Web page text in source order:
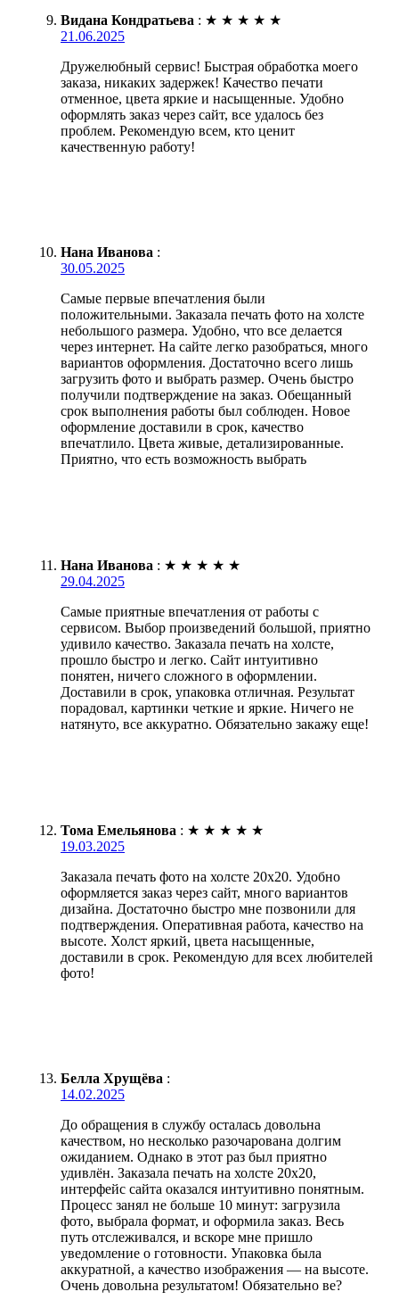
Видана Кондратьева : ★ ★ ★ ★ ★
21.06.2025
Дружелюбный сервис! Быстрая обработка моего
заказа, никаких задержек! Качество печати
отменное, цвета яркие и насыщенные. Удобно
оформлять заказ через сайт, все удалось без
проблем. Рекомендую всем, кто ценит
качественную работу!
Нана Иванова :
30.05.2025
Самые первые впечатления были
положительными. Заказала печать фото на холсте
небольшого размера. Удобно, что все делается
через интернет. На сайте легко разобраться, много
вариантов оформления. Достаточно всего лишь
загрузить фото и выбрать размер. Очень быстро
получили подтверждение на заказ. Обещанный
срок выполнения работы был соблюден. Новое
оформление доставили в срок, качество
впечатлило. Цвета живые, детализированные.
Приятно, что есть возможность выбрать
Нана Иванова : ★ ★ ★ ★ ★
29.04.2025
Самые приятные впечатления от работы с
сервисом. Выбор произведений большой, приятно
удивило качество. Заказала печать на холсте,
прошло быстро и легко. Сайт интуитивно
понятен, ничего сложного в оформлении.
Доставили в срок, упаковка отличная. Результат
порадовал, картинки четкие и яркие. Ничего не
натянуто, все аккуратно. Обязательно закажу еще!
Тома Емельянова : ★ ★ ★ ★ ★
19.03.2025
Заказала печать фото на холсте 20х20. Удобно
оформляется заказ через сайт, много вариантов
дизайна. Достаточно быстро мне позвонили для
подтверждения. Оперативная работа, качество на
высоте. Холст яркий, цвета насыщенные,
доставили в срок. Рекомендую для всех любителей
фото!
Белла Хрущёва :
14.02.2025
До обращения в службу осталась довольна
качеством, но несколько разочарована долгим
ожиданием. Однако в этот раз был приятно
удивлён. Заказала печать на холсте 20х20,
интерфейс сайта оказался интуитивно понятным.
Процесс занял не больше 10 минут: загрузила
фото, выбрала формат, и оформила заказ. Весь
путь отслеживался, и вскоре мне пришло
уведомление о готовности. Упаковка была
аккуратной, а качество изображения — на высоте.
Очень довольна результатом! Обязательно ве?